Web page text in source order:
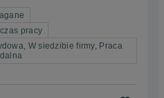
pracy
W siedzibie firmy, Praca